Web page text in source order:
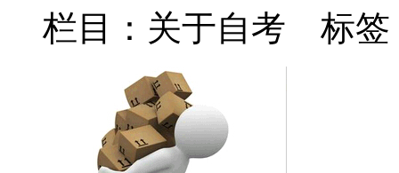
栏目：关于自考 标签